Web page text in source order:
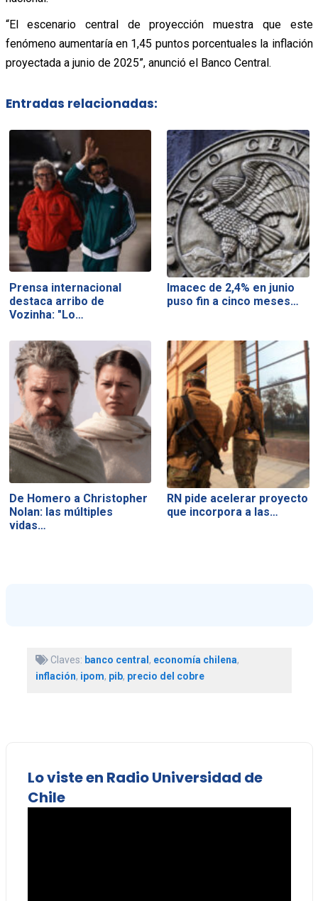
“El escenario central de proyección muestra que este
fenómeno aumentaría en 1,45 puntos porcentuales la inflación
proyectada a junio de 2025”, anunció el Banco Central.
Entradas relacionadas:
Prensa internacional
destaca arribo de
Vozinha: "Lo…
Imacec de 2,4% en junio
puso fin a cinco meses…
De Homero a Christopher
Nolan: las múltiples
vidas…
RN pide acelerar proyecto
que incorpora a las…
Claves: banco central, economía chilena,
inflación, ipom, pib, precio del cobre
Lo viste en Radio Universidad de
Chile